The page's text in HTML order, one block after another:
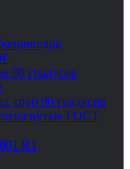
90 градусов
труб 90 градусов
ГОСТ
R1